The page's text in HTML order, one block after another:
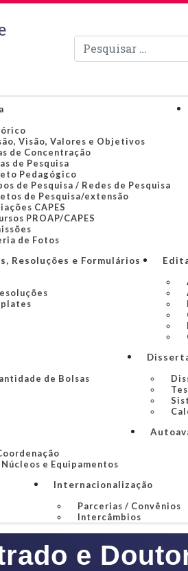
Pesquisar
Visão, Valores e Objetivos
de Concentração
de Pesquisa
Pedagógico
de Pesquisa / Redes de Pesquisa
de Pesquisa/extensão
CAPES
PROAP/CAPES
de Fotos
Resoluções e Formulários
de Bolsas
e Equipamentos
Internacionalização
Parcerias / Convênios
Intercâmbios
e